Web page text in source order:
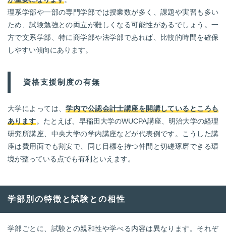
理系学部や一部の専門学部では授業数が多く、課題や実習も多い
ため、試験勉強との両立が難しくなる可能性があるでしょう。一
方で文系学部、特に商学部や法学部であれば、比較的時間を確保
しやすい傾向にあります。
資格支援制度の有無
大学によっては、学内で公認会計士講座を開講しているところも
あります。たとえば、早稲田大学のWUCPA講座、明治大学の経理
研究所講座、中央大学の学内講座などが代表例です。こうした講
座は費用面でも割安で、同じ目標を持つ仲間と切磋琢磨できる環
境が整っている点でも有利といえます。
学部別の特徴と試験との相性
学部ごとに、試験との親和性や学べる内容は異なります。それぞ